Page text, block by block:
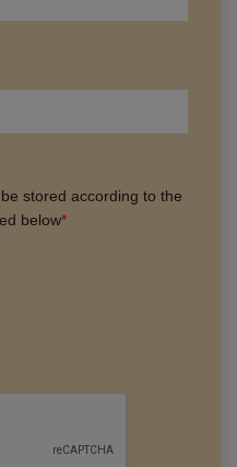
stored according to the
below*